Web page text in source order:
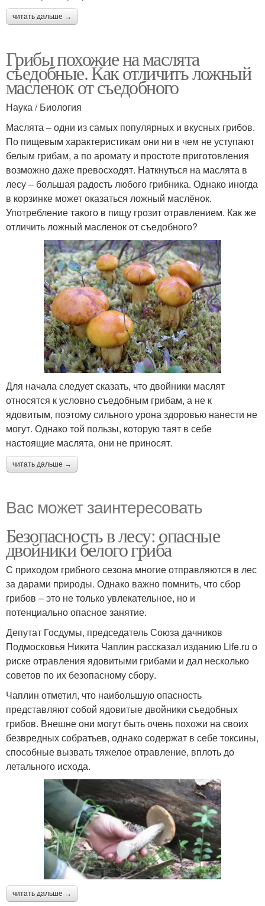
читать дальше →
Грибы похожие на маслята
съедобные. Как отличить ложный
масленок от съедобного
Наука / Биология
Маслята – одни из самых популярных и вкусных грибов.
По пищевым характеристикам они ни в чем не уступают
белым грибам, а по аромату и простоте приготовления
возможно даже превосходят. Наткнуться на маслята в
лесу – большая радость любого грибника. Однако иногда
в корзинке может оказаться ложный маслёнок.
Употребление такого в пищу грозит отравлением. Как же
отличить ложный масленок от съедобного?
Для начала следует сказать, что двойники маслят
относятся к условно съедобным грибам, а не к
ядовитым, поэтому сильного урона здоровью нанести не
могут. Однако той пользы, которую таят в себе
настоящие маслята, они не приносят.
читать дальше →
Вас может заинтересовать
Безопасность в лесу: опасные
двойники белого гриба
С приходом грибного сезона многие отправляются в лес
за дарами природы. Однако важно помнить, что сбор
грибов – это не только увлекательное, но и
потенциально опасное занятие.
Депутат Госдумы, председатель Союза дачников
Подмосковья Никита Чаплин рассказал изданию Life.ru о
риске отравления ядовитыми грибами и дал несколько
советов по их безопасному сбору.
Чаплин отметил, что наибольшую опасность
представляют собой ядовитые двойники съедобных
грибов. Внешне они могут быть очень похожи на своих
безвредных собратьев, однако содержат в себе токсины,
способные вызвать тяжелое отравление, вплоть до
летального исхода.
читать дальше →